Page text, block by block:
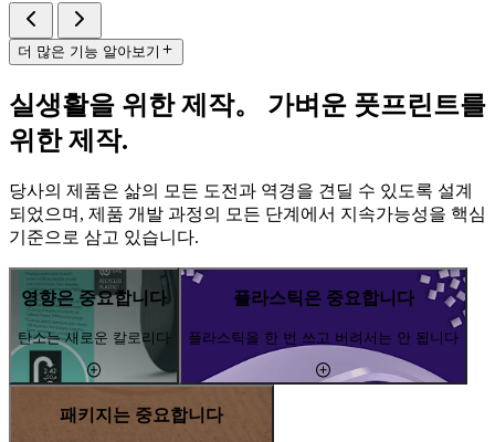
더 많은 기능 알아보기
실생활을 위한 제작。 가벼운 풋프린트를
위한 제작.
당사의 제품은 삶의 모든 도전과 역경을 견딜 수 있도록 설계
되었으며, 제품 개발 과정의 모든 단계에서 지속가능성을 핵심
기준으로 삼고 있습니다.
영향은 중요합니다
탄소는 새로운 칼로리다
플라스틱은 중요합니다
플라스틱을 한 번 쓰고 버려서는 안 됩니다
패키지는 중요합니다